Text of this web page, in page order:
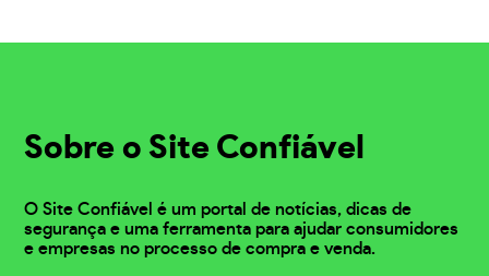
Sobre o Site Confiável
O Site Confiável é um portal de notícias, dicas de
segurança e uma ferramenta para ajudar consumidores
e empresas no processo de compra e venda.